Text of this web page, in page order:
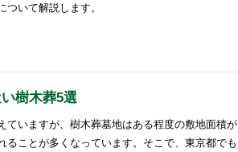
いて解説します。
樹木葬5選
ていますが、樹木葬墓地はある程度の敷地面積が
ることが多くなっています。そこで、東京都でも